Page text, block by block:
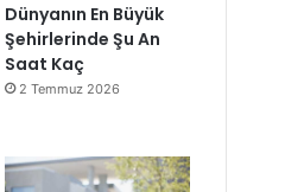
Dünyanın En Büyük
Şehirlerinde Şu An
Saat Kaç
2 Temmuz 2026